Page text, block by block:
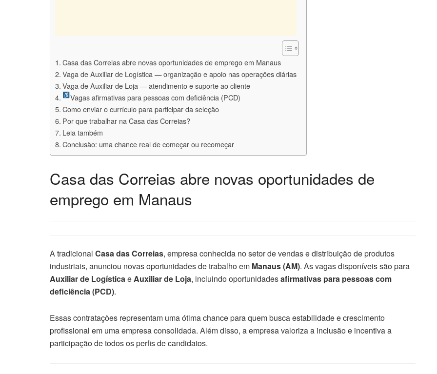
Casa das Correias abre novas oportunidades de emprego em Manaus
Vaga de Auxiliar de Logística — organização e apoio nas operações diárias
Vaga de Auxiliar de Loja — atendimento e suporte ao cliente
Vagas afirmativas para pessoas com deficiência (PCD)
Como enviar o currículo para participar da seleção
Por que trabalhar na Casa das Correias?
Leia também
Conclusão: uma chance real de começar ou recomeçar
Casa das Correias abre novas oportunidades de
emprego em Manaus
A tradicional Casa das Correias, empresa conhecida no setor de vendas e distribuição de produtos
industriais, anunciou novas oportunidades de trabalho em Manaus (AM). As vagas disponíveis são para
Auxiliar de Logística e Auxiliar de Loja, incluindo oportunidadesafirmativas para pessoas com
deficiência (PCD).
Essas contratações representam uma ótima chance para quem busca estabilidade e crescimento
profissional em uma empresa consolidada. Além disso, a empresa valoriza a inclusão e incentiva a
participação de todos os perfis de candidatos.